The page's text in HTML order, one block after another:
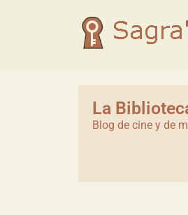
La
Blog de cine y de